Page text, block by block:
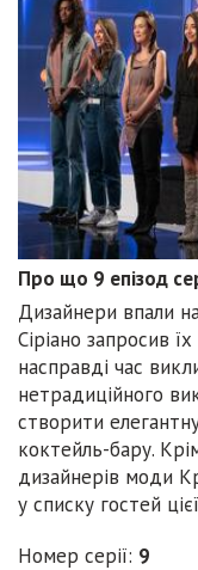
Про що 9 епізод
Дизайнери впали
Сіріано запросив
насправді час
нетрадиційного
створити
коктейль-бару.
дизайнерів моди
у списку гостей
Номер серії: 9